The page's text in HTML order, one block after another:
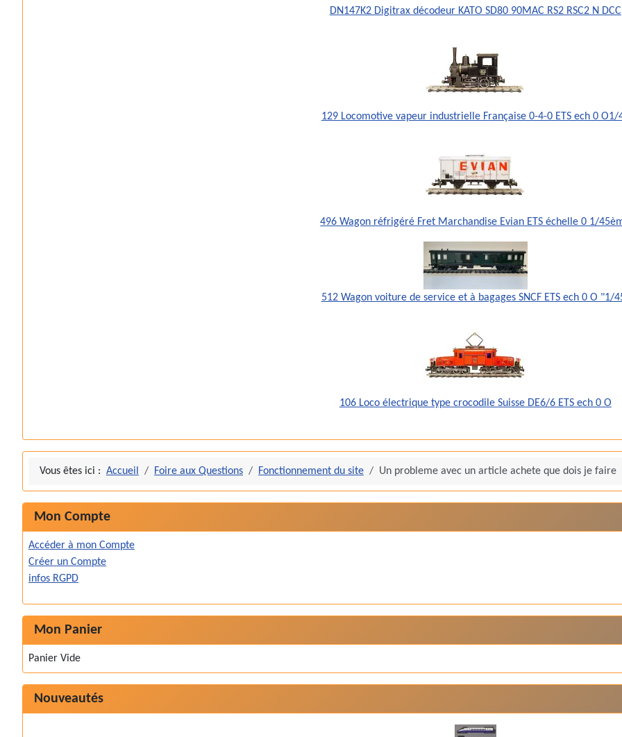
DN147K2 Digitrax décodeur KATO SD80 90MAC RS2 RSC2 N DCC
129 Locomotive vapeur industrielle Française 0-4-0 ETS ech 0 O1/
496 Wagon réfrigéré Fret Marchandise Evian ETS échelle 0 1/
512 Wagon voiture de service et à bagages SNCF ETS ech 0 O "1/
106 Loco électrique type crocodile Suisse DE6/6 ETS ech 0 O
Vous êtes ici : Accueil Foire aux Questions Fonctionnement du site Un probleme avec un article achete que dois je faire
Mon Compte
Accéder à mon Compte
Créer un Compte
infos RGPD
Mon Panier
Panier Vide
Nouveautés